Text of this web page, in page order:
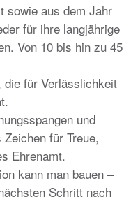
sowie aus dem Jahr
für ihre langjährige
Von 10 bis hin zu 45
die für Verlässlichkeit
und
für Treue,
Ehrenamt.
kann man bauen –
Schritt nach